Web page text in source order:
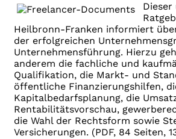
Heilbronn-Franken informiert
der erfolgreichen
Unternehmensführung. Hierzu
anderem die fachliche und
Qualifikation, die Markt- und
öffentliche Finanzierungshilfen,
Kapitalbedarfsplanung, die
Rentabilitätsvorschau,
die Wahl der Rechtsform sowie
Versicherungen. (PDF, 84 Seiten,